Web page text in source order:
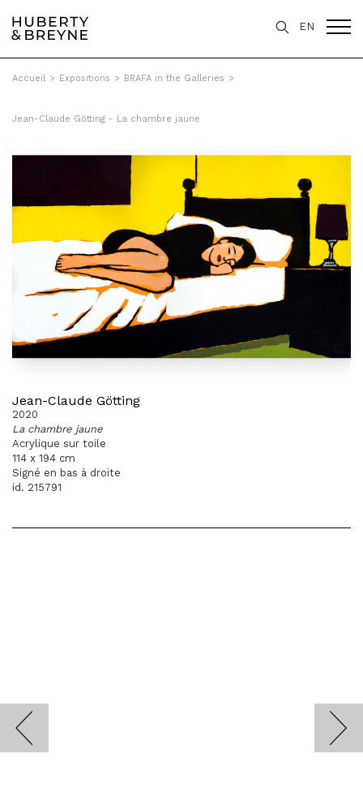
EN
Accueil > Expositions > BRAFA in the Galleries >
Jean-Claude Götting - La chambre jaune
Jean-Claude Götting
2020
La chambre jaune
Acrylique sur toile
114 x 194 cm
Signé en bas à droite
id. 215791